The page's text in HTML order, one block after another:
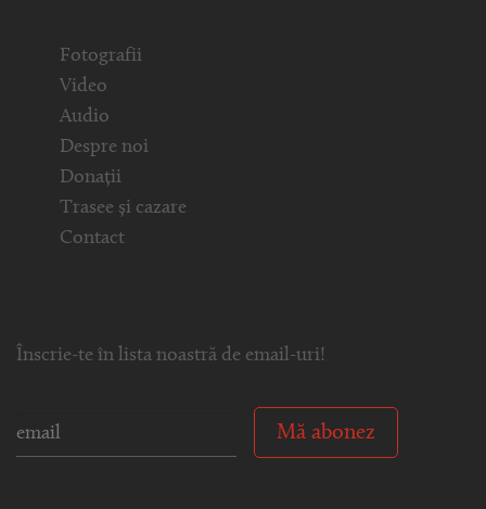
Fotografii
Video
Audio
Despre noi
Donații
Trasee și cazare
Contact
Înscrie-te în lista noastră de email-uri!
Mă abonez